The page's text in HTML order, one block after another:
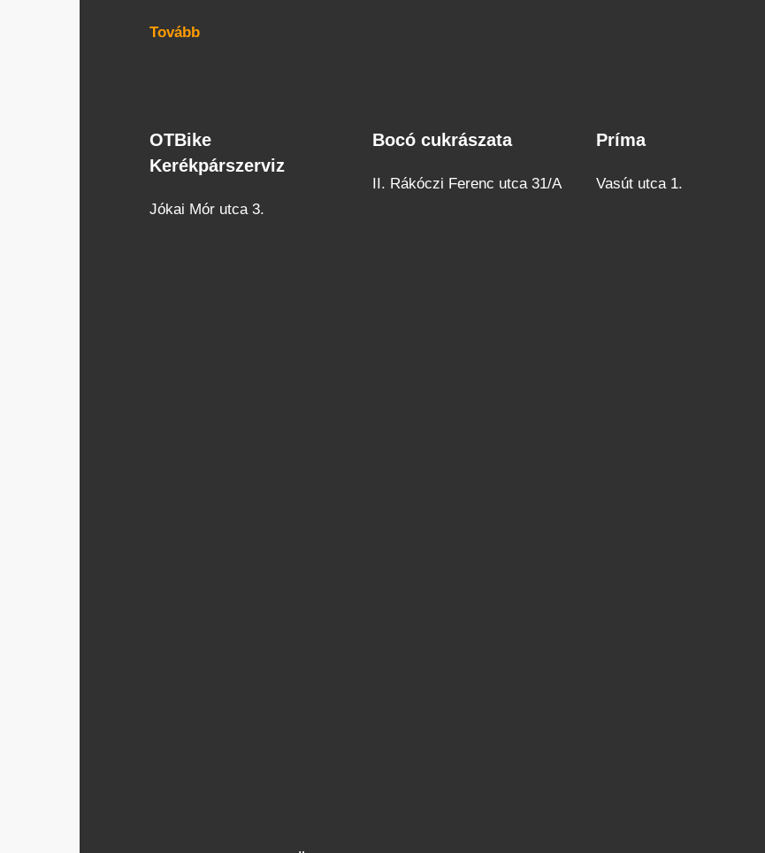
Tovább
OTBike
Kerékpárszerviz
OTBike
Kerékpárszerviz
Jókai Mór utca 3.
Bocó
Bocó cukrászata
II. Rákóczi Ferenc utca 31/A
Príma
Príma
Vasút utca 1.